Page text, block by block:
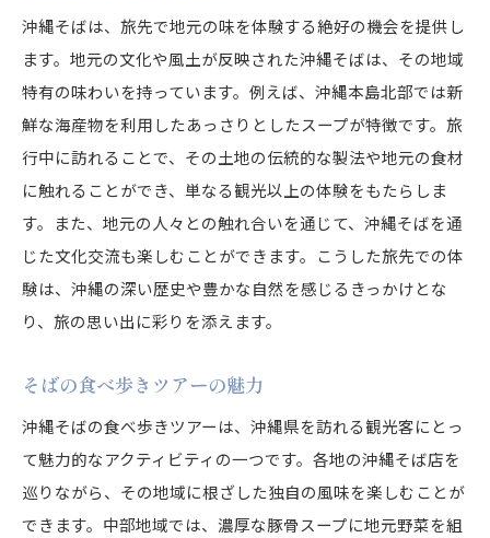
沖縄そばは、旅先で地元の味を体験する絶好の機会を提供し
ます。地元の文化や風土が反映された沖縄そばは、その地域
特有の味わいを持っています。例えば、沖縄本島北部では新
鮮な海産物を利用したあっさりとしたスープが特徴です。旅
行中に訪れることで、その土地の伝統的な製法や地元の食材
に触れることができ、単なる観光以上の体験をもたらしま
す。また、地元の人々との触れ合いを通じて、沖縄そばを通
じた文化交流も楽しむことができます。こうした旅先での体
験は、沖縄の深い歴史や豊かな自然を感じるきっかけとな
り、旅の思い出に彩りを添えます。
そばの食べ歩きツアーの魅力
沖縄そばの食べ歩きツアーは、沖縄県を訪れる観光客にとっ
て魅力的なアクティビティの一つです。各地の沖縄そば店を
巡りながら、その地域に根ざした独自の風味を楽しむことが
できます。中部地域では、濃厚な豚骨スープに地元野菜を組